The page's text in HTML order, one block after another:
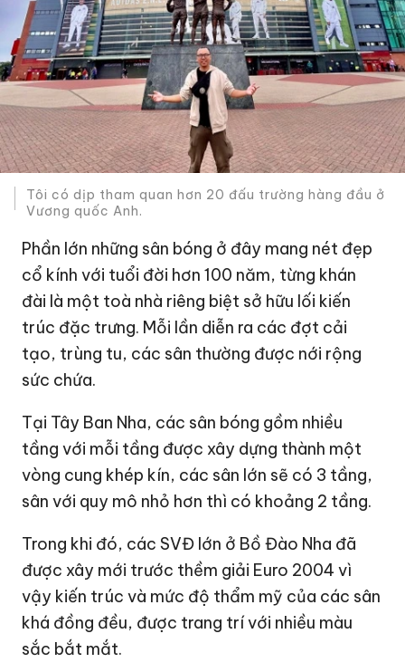
Tôi có dịp tham quan hơn 20 đấu trường hàng đầu ở
Vương quốc Anh.
Phần lớn những sân bóng ở đây mang nét đẹp
cổ kính với tuổi đời hơn 100 năm, từng khán
đài là một toà nhà riêng biệt sở hữu lối kiến
trúc đặc trưng. Mỗi lần diễn ra các đợt cải
tạo, trùng tu, các sân thường được nới rộng
sức chứa.
Tại Tây Ban Nha, các sân bóng gồm nhiều
tầng với mỗi tầng được xây dựng thành một
vòng cung khép kín, các sân lớn sẽ có 3 tầng,
sân với quy mô nhỏ hơn thì có khoảng 2 tầng.
Trong khi đó, các SVĐ lớn ở Bồ Đào Nha đã
được xây mới trước thềm giải Euro 2004 vì
vậy kiến trúc và mức độ thẩm mỹ của các sân
khá đồng đều, được trang trí với nhiều màu
sắc bắt mắt.